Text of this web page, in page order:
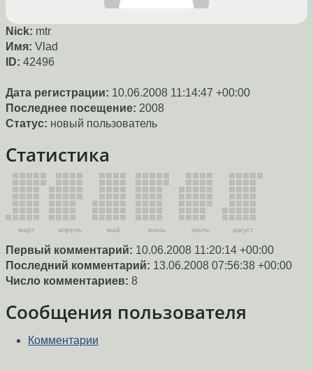
Nick: mtr
Имя: Vlad
ID: 42496
Дата регистрации: 10.06.2008 11:14:47 +00:00
Последнее посещение: 2008
Статус: новый пользователь
Статистика
март апрель май июнь июль август
Первый комментарий: 10.06.2008 11:20:14 +00:00
Последний комментарий: 13.06.2008 07:56:38 +00:00
Число комментариев: 8
Сообщения пользователя
Комментарии